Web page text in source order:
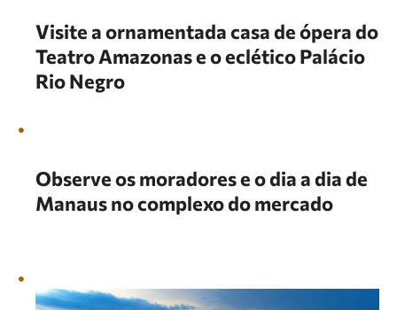
Visite a ornamentada casa de ópera do
Teatro Amazonas e o eclético Palácio
Rio Negro
Observe os moradores e o dia a dia de
Manaus no complexo do mercado